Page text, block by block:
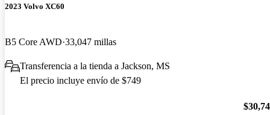
2023 Volvo XC60
B5 Core AWD 33,047 millas
Transferencia a la tienda a Jackson, MS
El precio incluye envío de $749